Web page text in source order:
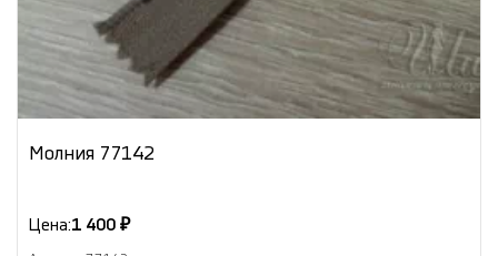
Молния 77142
Цена:1 400 ₽